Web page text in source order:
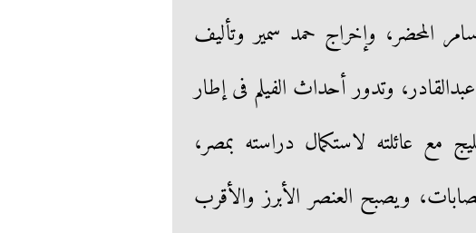
المحضر، وإخراج حمد سمير وتأليف
وتدور أحداث الفيلم فى إطار
مع عائلته لاستكمال دراسته بمصر،
ويصبح العنصر الأبرز والأقرب